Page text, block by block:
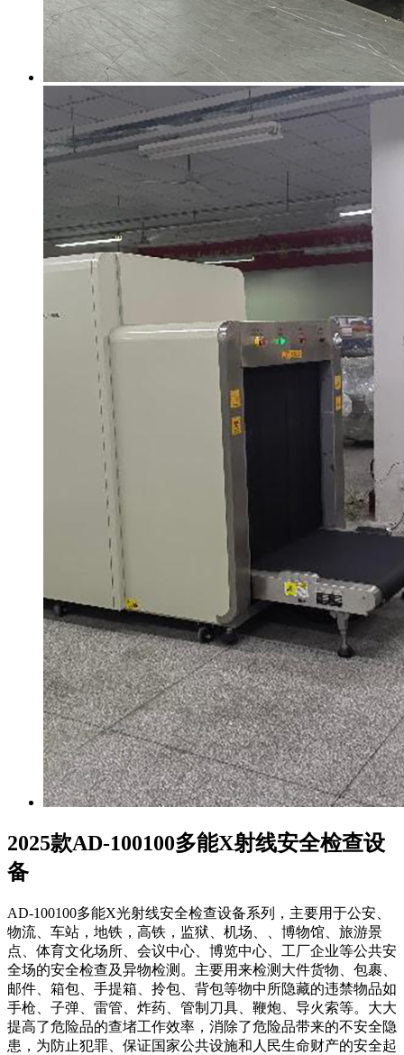
2025款AD-100100多能X射线安全检查设
备
AD-100100多能X光射线安全检查设备系列，主要用于公安、
物流、车站，地铁，高铁，监狱、机场、、博物馆、旅游景
点、体育文化场所、会议中心、博览中心、工厂企业等公共安
全场的安全检查及异物检测。主要用来检测大件货物、包裹、
邮件、箱包、手提箱、拎包、背包等物中所隐藏的违禁物品如
手枪、子弹、雷管、炸药、管制刀具、鞭炮、导火索等。大大
提高了危险品的查堵工作效率，消除了危险品带来的不安全隐
患，为防止犯罪、保证国家公共设施和人民生命财产的安全起